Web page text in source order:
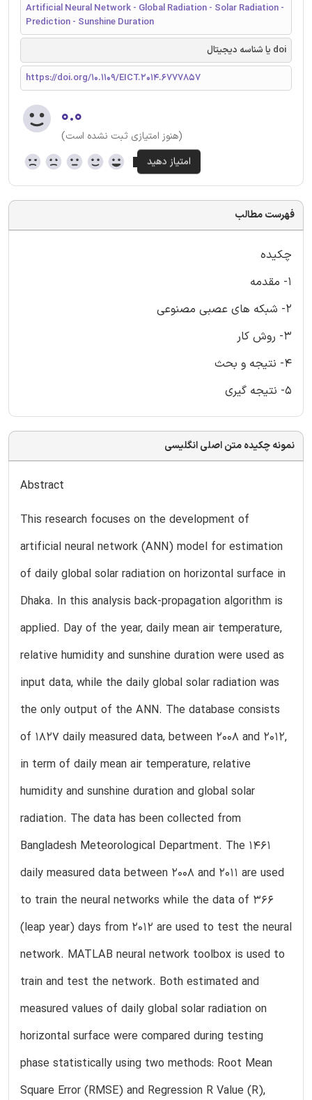
Artificial Neural Network - Global Radiation - Solar Radiation -
Prediction - Sunshine Duration
doi یا شناسه دیجیتال
https://doi.org/10.1109/EICT.2014.6777857
۰.۰
(هنوز امتیازی ثبت نشده است)
فهرست مطالب
چکیده
1- مقدمه
2- شبکه های عصبی مصنوعی
3- روش کار
4- نتیجه و بحث
5- نتیجه گیری
نمونه چکیده متن اصلی انگلیسی
Abstract
This research focuses on the development of
artificial neural network (ANN) model for estimation
of daily global solar radiation on horizontal surface in
Dhaka. In this analysis back-propagation algorithm is
applied. Day of the year, daily mean air temperature,
relative humidity and sunshine duration were used as
input data, while the daily global solar radiation was
the only output of the ANN. The database consists
of 1827 daily measured data, between 2008 and 2012,
in term of daily mean air temperature, relative
humidity and sunshine duration and global solar
radiation. The data has been collected from
Bangladesh Meteorological Department. The 1461
daily measured data between 2008 and 2011 are used
to train the neural networks while the data of 366
(leap year) days from 2012 are used to test the neural
network. MATLAB neural network toolbox is used to
train and test the network. Both estimated and
measured values of daily global solar radiation on
horizontal surface were compared during testing
phase statistically using two methods: Root Mean
Square Error (RMSE) and Regression R Value (R),